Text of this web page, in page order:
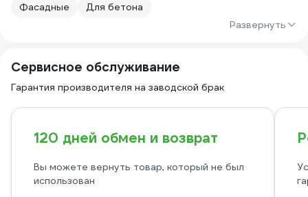
Фасадные
Для бетона
Развернуть
Сервисное обслуживание
Гарантия производителя на заводской брак
120 дней обмен и возврат
Вы можете вернуть товар, который не был
использован